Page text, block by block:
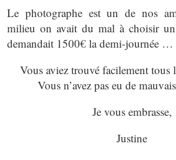
Le photographe est un de nos
milieu on avait du mal à choisir
demandait 1500€ la demi-journée …
Vous aviez trouvé facilement tous
Vous n’avez pas eu de
Je vous embrasse,
Justine